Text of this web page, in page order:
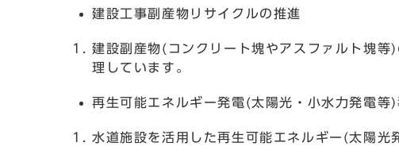
建設工事副産物リサイクルの推進
建設副産物(コンクリート塊やアスファルト塊
理しています。
再生可能エネルギー発電(太陽光・小水力発電等
水道施設を活用した再生可能エネルギー(太陽光